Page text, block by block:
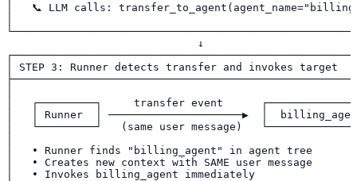
│   📞 LLM calls:
                              ↓
│ STEP 3: Runner detects transfer and invokes
│   ┌─────────┐     transfer event
│   │ Runner  │ ─────────────────────▶  │
│   └─────────┘   (same user message)
│   • Runner finds "billing_agent" in agent tree
│   • Creates new context with SAME user
│   • Invokes billing_agent immediately